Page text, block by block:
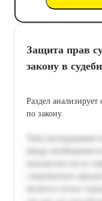
Защита прав
закону в
Раздел
по закону.